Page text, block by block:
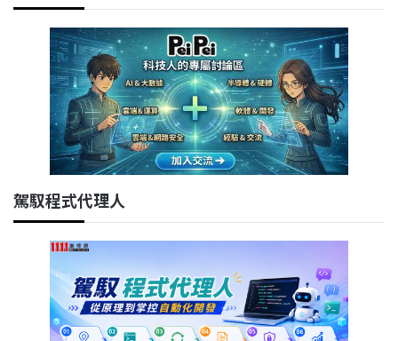
駕馭程式代理人